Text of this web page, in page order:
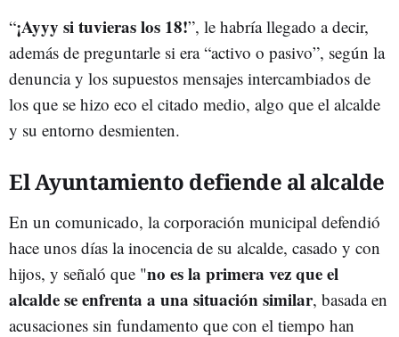
“¡Ayyy si tuvieras los 18!”, le habría llegado a decir,
además de preguntarle si era “activo o pasivo”, según la
denuncia y los supuestos mensajes intercambiados de
los que se hizo eco el citado medio, algo que el alcalde
y su entorno desmienten.
El Ayuntamiento defiende al alcalde
En un comunicado, la corporación municipal defendió
hace unos días la inocencia de su alcalde, casado y con
hijos, y señaló que "no es la primera vez que el
alcalde se enfrenta a una situación similar, basada en
acusaciones sin fundamento que con el tiempo han